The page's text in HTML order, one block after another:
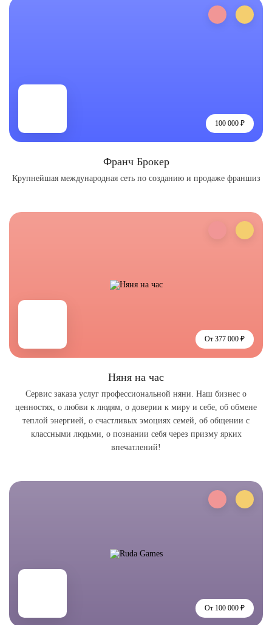
100 000 ₽
Франч Брокер
Крупнейшая международная сеть по созданию и продаже франшиз
От 377 000 ₽
Няня на час
Сервис заказа услуг профессиональной няни. Наш бизнес о
ценностях, о любви к людям, о доверии к миру и себе, об обмене
теплой энергией, о счастливых эмоциях семей, об общении с
классными людьми, о познании себя через призму ярких
впечатлений!
От 100 000 ₽